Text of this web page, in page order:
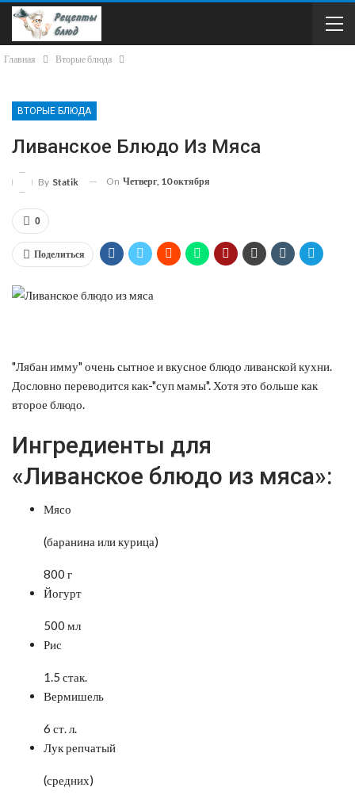
Главная Вторые блюда
ВТОРЫЕ БЛЮДА
Ливанское Блюдо Из Мяса
By Statik On Четверг, 10 октября
0
Поделиться
"Лябан имму" очень сытное и вкусное блюдо ливанской кухни.
Дословно переводится как-"суп мамы". Хотя это больше как
второе блюдо.
Ингредиенты для
«Ливанское блюдо из мяса»:
Мясо
(баранина или курица)
800 г
Йогурт
500 мл
Рис
1.5 стак.
Вермишель
6 ст. л.
Лук репчатый
(средних)